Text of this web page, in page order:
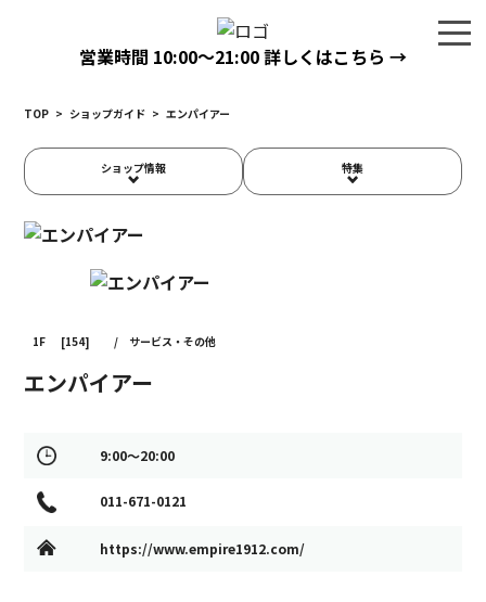
営業時間 10:00〜21:00詳しくはこちら →
TOP > ショップガイド > エンパイアー
ショップ情報 特集
1F [154] / サービス・その他
エンパイアー
9:00～20:00
011-671-0121
https://www.empire1912.com/